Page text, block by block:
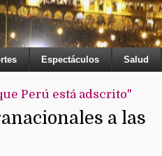
Espectáculos Salud
Perú está adscrito"
a las